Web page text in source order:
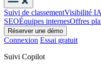
Suivi de classementVisibilité IA
SEOÉquipes internesOffres
Réserver une démo
Connexion Essai gratuit
Suivi Copilot